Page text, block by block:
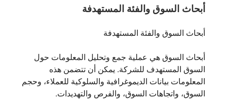
أبحاث السوق والفئة المستهدفة
أبحاث السوق والفئة المستهدفة
أبحاث السوق هي عملية جمع وتحليل المعلومات حول
السوق المستهدف للشركة. يمكن أن تتضمن هذه
المعلومات بيانات الديموغرافية والسلوكية للعملاء، وحجم
السوق، واتجاهات السوق، والفرص والتهديدات.